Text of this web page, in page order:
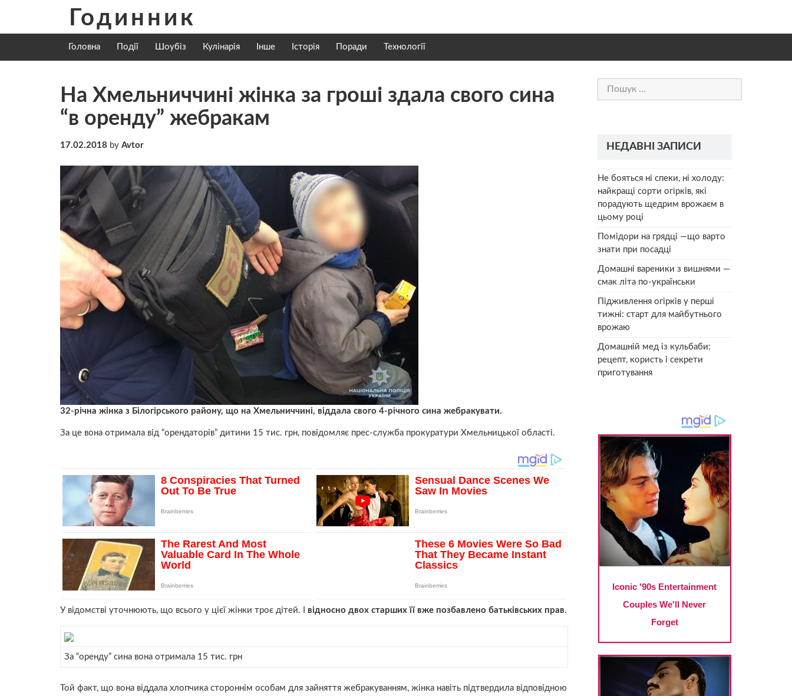
content
Годинник
Головна Події Шоубіз Кулінарія Інше Історія Поради Технології
На Хмельниччині жінка за гроші здала свого сина
“в оренду” жебракам
17.02.2018 by Avtor
32-річна жінка з Білогірського району, що на Хмельниччині, віддала свого 4-річного сина жебракувати.
За це вона отримала від “орендаторів” дитини 15 тис. грн, повідомляє прес-служба прокуратури Хмельницької області.
У відомстві уточнюють, що всього у цієї жінки троє дітей. І відносно двох старших її вже позбавлено батьківських прав.
За “оренду” сина вона отримала 15 тис. грн
Той факт, що вона віддала хлопчика стороннім особам для зайняття жебракуванням, жінка навіть підтвердила відповідною
Пошук:
НЕДАВНІ ЗАПИСИ
Не бояться ні спеки, ні холоду:
найкращі сорти огірків, які
порадують щедрим врожаєм в
цьому році
Помідори на грядці —що варто
знати при посадці
Домашні вареники з вишнями —
смак літа по-українськи
Підживлення огірків у перші
тижні: старт для майбутнього
врожаю
Домашній мед із кульбаби:
рецепт, користь і секрети
приготування